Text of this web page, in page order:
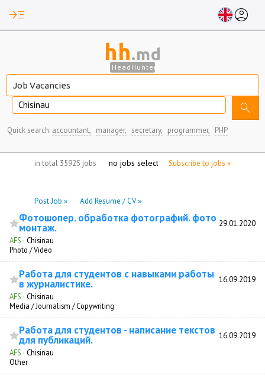
read_more account_circle
hh.md
HeadHunter
Chisinau search
Quick search: accountant, manager, secretary, programmer, PHP
in total 35925 jobs Subscribe to jobs »
no jobs selected
Post Job » Add Resume / CV »
Фотошопер. обработка фотографий. фото
монтаж. 29.01.2020
AFS · Chisinau
Photo / Video
Работа для студентов с навыками работы
в журналистике. 16.09.2019
AFS · Chisinau
Media / Journalism / Copywriting
Работа для студентов - написание текстов
для публикаций. 16.09.2019
AFS · Chisinau
Other